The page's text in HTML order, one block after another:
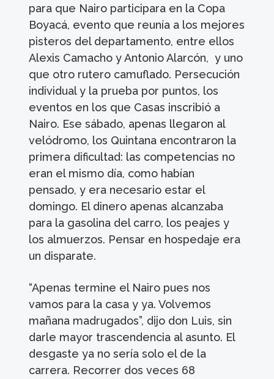
para que Nairo participara en la Copa
Boyacá, evento que reunía a los mejores
pisteros del departamento, entre ellos
Alexis Camacho y Antonio Alarcón, y uno
que otro rutero camuflado. Persecución
individual y la prueba por puntos, los
eventos en los que Casas inscribió a
Nairo. Ese sábado, apenas llegaron al
velódromo, los Quintana encontraron la
primera dificultad: las competencias no
eran el mismo día, como habían
pensado, y era necesario estar el
domingo. El dinero apenas alcanzaba
para la gasolina del carro, los peajes y
los almuerzos. Pensar en hospedaje era
un disparate.
“Apenas termine el Nairo pues nos
vamos para la casa y ya. Volvemos
mañana madrugados”, dijo don Luis, sin
darle mayor trascendencia al asunto. El
desgaste ya no sería solo el de la
carrera. Recorrer dos veces 68